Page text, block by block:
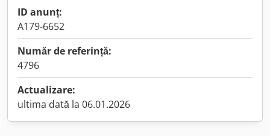
ID anunț:
A179-6652
Număr de referință:
4796
Actualizare:
ultima dată la 06.01.2026